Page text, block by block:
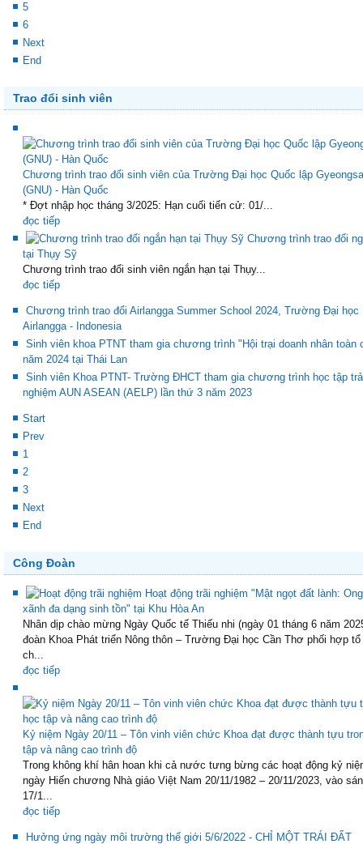
5
6
Next
End
Trao đổi sinh viên
Chương trình trao đổi sinh viên của Trường Đại học Quốc lập
(GNU) - Hàn Quốc
* Đợt nhập học tháng 3/2025: Hạn cuối tiến cử: 01/...
đọc tiếp
Chương trình trao đổi
tại Thụy Sỹ
Chương trình trao đổi sinh viên ngắn hạn tại Thụy...
đọc tiếp
Chương trình trao đổi Airlangga Summer School 2024, Trường Đại học
Airlangga - Indonesia
Sinh viên khoa PTNT tham gia chương trình "Hội trại doanh nhân toàn
năm 2024 tại Thái Lan
Sinh viên Khoa PTNT- Trường ĐHCT tham gia chương trình học tập
nghiệm AUN ASEAN (AELP) lần thứ 3 năm 2023
Start
Prev
1
2
3
Next
End
Công Đoàn
Hoạt động trãi nghiệm "Mật ngọt đất lành:
xãnh đa dạng sinh tồn" tại Khu Hòa An
Nhân dịp chào mừng Ngày Quốc tế Thiếu nhi (ngày 01 tháng 6 năm
đoàn Khoa Phát triển Nông thôn – Trường Đại học Cần Thơ phối hợp
ch...
đọc tiếp
Kỷ niệm Ngày 20/11 – Tôn vinh viên chức Khoa đạt được thành tựu
tập và nâng cao trình độ
Trong không khí hân hoan khi cả nước tưng bừng các hoạt động kỷ
ngày Hiến chương Nhà giáo Việt Nam 20/11/1982 – 20/11/2023, vào
17/1...
đọc tiếp
Hưởng ứng ngày môi trường thế giới 5/6/2022 - CHỈ MỘT TRÁI ĐẤT